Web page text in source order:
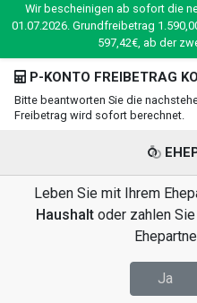
Wir bescheinigen ab sofort die
01.07.2026. Grundfreibetrag
597,42€, ab der
P-KONTO FREIBETRAG
Bitte beantworten Sie die
Freibetrag wird sofort berechnet.
Leben Sie mit Ihrem
Haushalt oder zahlen
Ja